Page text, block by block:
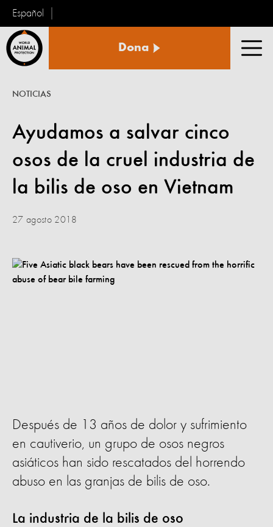
Español
Animal
Dona
Ayudamos a salvar cinco
osos de la cruel industria de
la bilis de oso en Vietnam
NOTICIAS
27 agosto 2018
Después de 13 años de dolor y sufrimiento
en cautiverio, un grupo de osos negros
asiáticos han sido rescatados del horrendo
abuso en las granjas de bilis de oso.
La industria de la bilis de oso